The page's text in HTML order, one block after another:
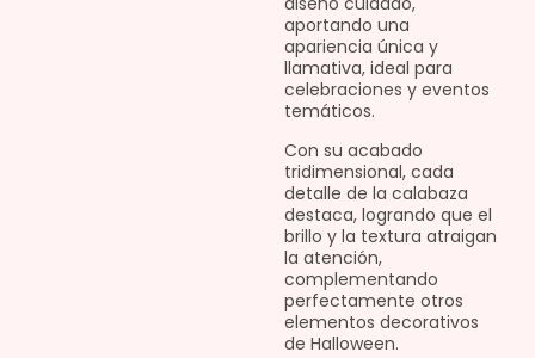
aportando una
apariencia única y
llamativa, ideal para
celebraciones y eventos
temáticos.
Con su acabado
tridimensional, cada
detalle de la calabaza
destaca, logrando que el
brillo y la textura atraigan
la atención,
complementando
perfectamente otros
elementos decorativos
de Halloween.